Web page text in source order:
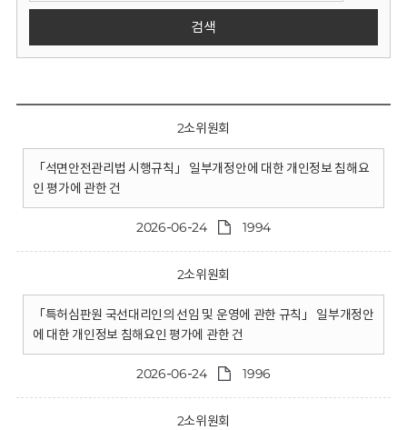
검색
2소위원회
「석면안전관리법 시행규칙」 일부개정안에 대한 개인정보 침해요
인 평가에 관한 건
2026-06-24 1994
2소위원회
「특허심판원 국선대리인의 선임 및 운영에 관한 규칙」 일부개정안
에 대한 개인정보 침해요인 평가에 관한 건
2026-06-24 1996
2소위원회